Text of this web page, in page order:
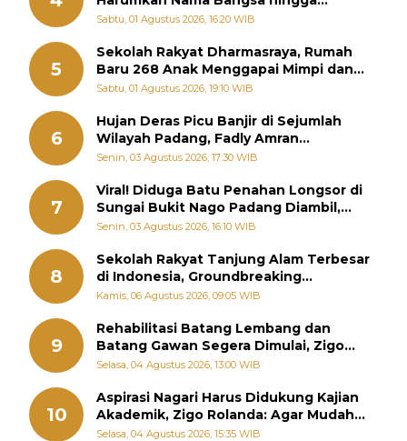
Diabadikan dalam Buku Jepang
Sabtu, 01 Agustus 2026, 16:20 WIB
5
Sekolah Rakyat Dharmasraya, Rumah
Baru 268 Anak Menggapai Mimpi dan
Memutus Rantai Kemiskinan
Sabtu, 01 Agustus 2026, 19:10 WIB
6
Hujan Deras Picu Banjir di Sejumlah
Wilayah Padang, Fadly Amran
Perintahkan OPD Siaga
Senin, 03 Agustus 2026, 17:30 WIB
7
Viral! Diduga Batu Penahan Longsor di
Sungai Bukit Nago Padang Diambil,
Warga Khawatir Bencana Terulang
Senin, 03 Agustus 2026, 16:10 WIB
8
Sekolah Rakyat Tanjung Alam Terbesar
di Indonesia, Groundbreaking
September
Kamis, 06 Agustus 2026, 09:05 WIB
9
Rehabilitasi Batang Lembang dan
Batang Gawan Segera Dimulai, Zigo
Rolanda Pastikan Proyek Berjalan
Selasa, 04 Agustus 2026, 13:00 WIB
10
Aspirasi Nagari Harus Didukung Kajian
Akademik, Zigo Rolanda: Agar Mudah
Diperjuangkan di Kementerian
Selasa, 04 Agustus 2026, 15:35 WIB